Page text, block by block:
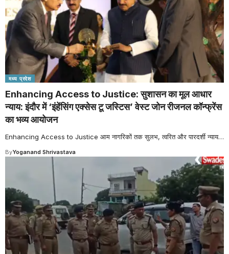
मध्य प्रदेश
Enhancing Access to Justice: सुशासन का मूल आधार
न्याय: इंदौर में ‘इंहेंसिंग एक्सेस टू जस्टिस’ वेस्ट जोन रीजनल कॉन्फ्रेंस
का भव्य आयोजन
Enhancing Access to Justice आम नागरिकों तक सुलभ, त्वरित और पारदर्शी न्याय…
ByYoganand Shrivastava